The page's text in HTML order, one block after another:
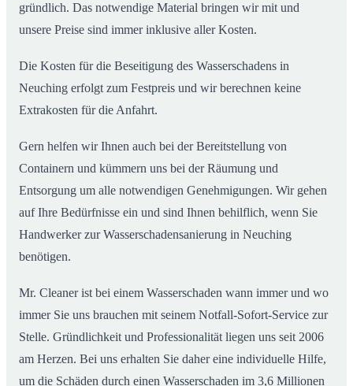
gründlich. Das notwendige Material bringen wir mit und
unsere Preise sind immer inklusive aller Kosten.
Die Kosten für die Beseitigung des Wasserschadens in
Neuching erfolgt zum Festpreis und wir berechnen keine
Extrakosten für die Anfahrt.
Gern helfen wir Ihnen auch bei der Bereitstellung von
Containern und kümmern uns bei der Räumung und
Entsorgung um alle notwendigen Genehmigungen. Wir gehen
auf Ihre Bedürfnisse ein und sind Ihnen behilflich, wenn Sie
Handwerker zur Wasserschadensanierung in Neuching
benötigen.
Mr. Cleaner ist bei einem Wasserschaden wann immer und wo
immer Sie uns brauchen mit seinem Notfall-Sofort-Service zur
Stelle. Gründlichkeit und Professionalität liegen uns seit 2006
am Herzen. Bei uns erhalten Sie daher eine individuelle Hilfe,
um die Schäden durch einen Wasserschaden im 3,6 Millionen